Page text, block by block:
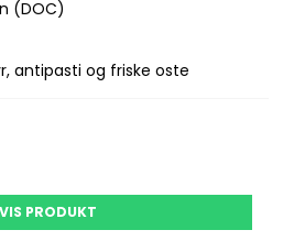
(DOC)
antipasti og friske oste
VIS PRODUKT